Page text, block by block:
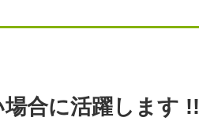
合に活躍します !!